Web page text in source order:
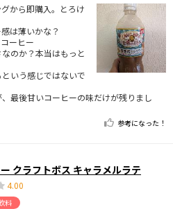
から即購入。とろけ
は薄いかな？
ーヒー
のか？本当はもっと
いう感じではないで
最後甘いコーヒーの味だけが残りまし
参考になった！
クラフトボス キャラメルラテ
4.00
料